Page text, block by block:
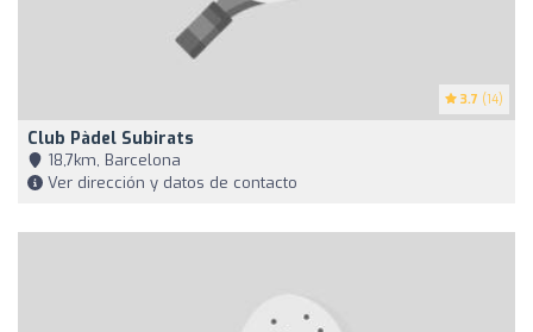
3.7 (14)
Club Pàdel Subirats
18,7km, Barcelona
Ver dirección y datos de contacto